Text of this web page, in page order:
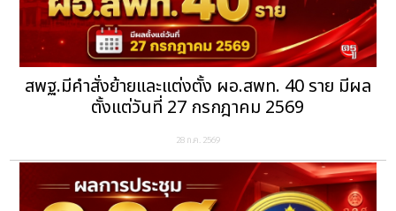
สพฐ.มีคำสั่งย้ายและแต่งตั้ง ผอ.สพท. 40 ราย มีผล
ตั้งแต่วันที่ 27 กรกฎาคม 2569
28 ก.ค. 2569